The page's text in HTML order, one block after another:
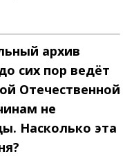
архив
сих пор ведёт
Отечественной
не
Насколько эта